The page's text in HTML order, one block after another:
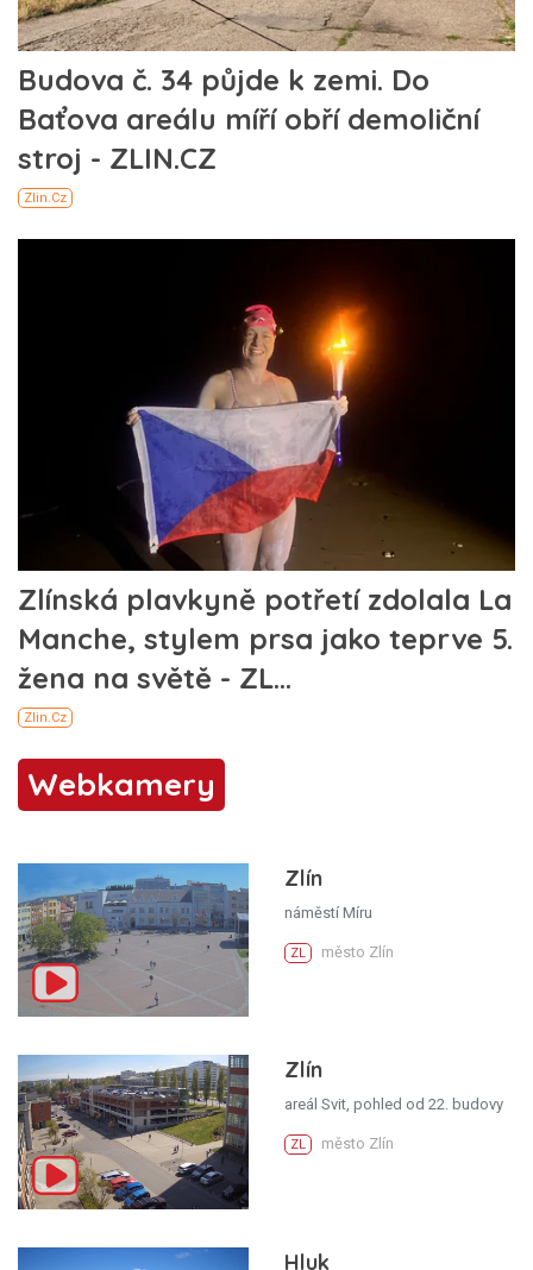
Webkamery
Zlín
náměstí Míru
ZL město Zlín
Zlín
areál Svit, pohled od 22. budovy
ZL město Zlín
Hluk